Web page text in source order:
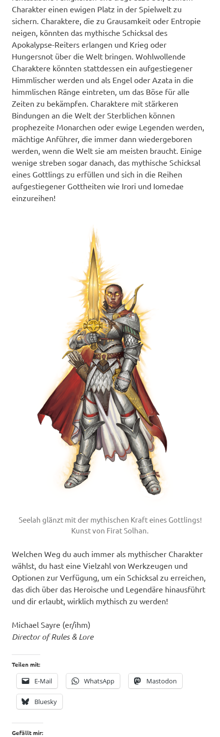
Charakter einen ewigen Platz in der Spielwelt zu
sichern. Charaktere, die zu Grausamkeit oder Entropie
neigen, könnten das mythische Schicksal des
Apokalypse-Reiters erlangen und Krieg oder
Hungersnot über die Welt bringen. Wohlwollende
Charaktere könnten stattdessen ein aufgestiegener
Himmlischer werden und als Engel oder Azata in die
himmlischen Ränge eintreten, um das Böse für alle
Zeiten zu bekämpfen. Charaktere mit stärkeren
Bindungen an die Welt der Sterblichen können
prophezeite Monarchen oder ewige Legenden werden,
mächtige Anführer, die immer dann wiedergeboren
werden, wenn die Welt sie am meisten braucht. Einige
wenige streben sogar danach, das mythische Schicksal
eines Gottlings zu erfüllen und sich in die Reihen
aufgestiegener Gottheiten wie Irori und Iomedae
einzureihen!
Seelah glänzt mit der mythischen Kraft eines Gottlings!
Kunst von Firat Solhan.
Welchen Weg du auch immer als mythischer Charakter
wählst, du hast eine Vielzahl von Werkzeugen und
Optionen zur Verfügung, um ein Schicksal zu erreichen,
das dich über das Heroische und Legendäre hinausführt
und dir erlaubt, wirklich mythisch zu werden!
Michael Sayre (er/ihm)
Director of Rules & Lore
Teilen mit:
E-Mail WhatsApp Mastodon
Bluesky
Gefällt mir: